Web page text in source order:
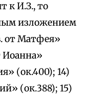
к И.З., то
изложением
от Матфея»
Иоанна»
(ок.400); 14)
(ок.388); 15)